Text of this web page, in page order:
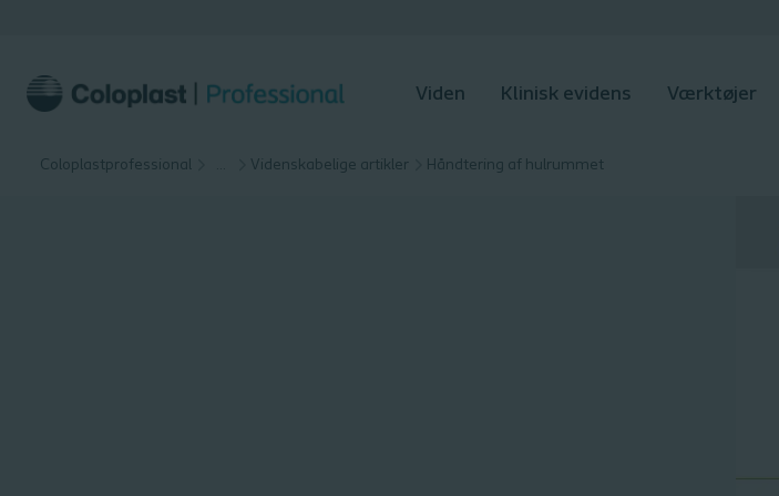
Viden Klinisk evidens Værktøjer
Coloplastprofessional Videnskabelige artikler Håndtering af hulrummet